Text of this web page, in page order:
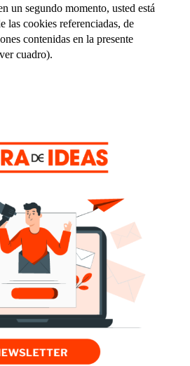
un segundo momento, usted está
las cookies referenciadas, de
contenidas en la presente
cuadro).